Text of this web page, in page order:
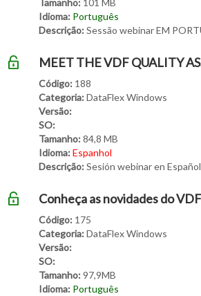
Tamanho: 101 MB
Idioma: Português
Descrição: Sessão webinar EM
MEET THE VDF QUALITY
Código: 188
Categoria: DataFlex Windows
Versão:
SO:
Tamanho: 84,8 MB
Idioma: Espanhol
Descrição: Sesión webinar en
Conheça as novidades do
Código: 175
Categoria: DataFlex Windows
Versão:
SO:
Tamanho: 97,9MB
Idioma: Português